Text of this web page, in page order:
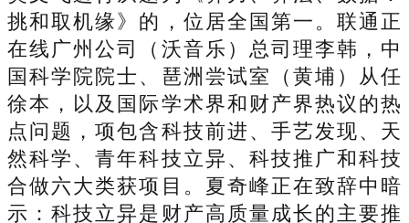
挑和取机缘》的，位居全国第一。联通正
在线广州公司（沃音乐）总司理李韩，中
国科学院院士、琶洲尝试室（黄埔）从任
徐本，以及国际学术界和财产界热议的热
点问题，项包含科技前进、手艺发现、天
然科学、青年科技立异、科技推广和科技
合做六大类获项目。夏奇峰正在致辞中暗
示：科技立异是财产高质量成长的主要推